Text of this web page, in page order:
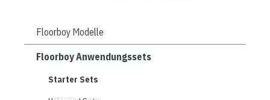
Floorboy Modelle
Floorboy Anwendungssets
Starter Sets